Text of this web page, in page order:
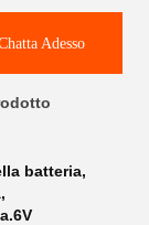
Adesso
batteria,
,